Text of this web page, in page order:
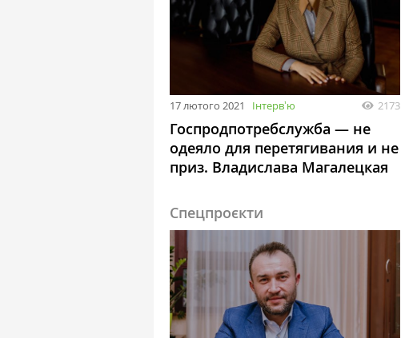
17 лютого 2021 Інтервʼю 2173
Госпродпотребслужба — не
одеяло для перетягивания и не
приз. Владислава Магалецкая
Спецпроєкти